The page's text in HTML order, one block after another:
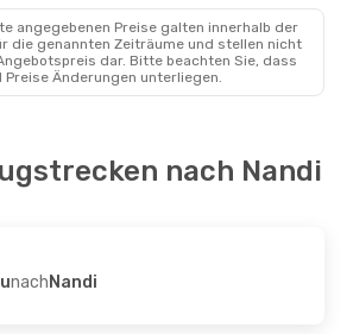
angegebenen Preise galten innerhalb der
die genannten Zeiträume und stellen nicht
dar. Bitte beachten Sie, dass
Änderungen unterliegen.
nach Nandi
nachNandi